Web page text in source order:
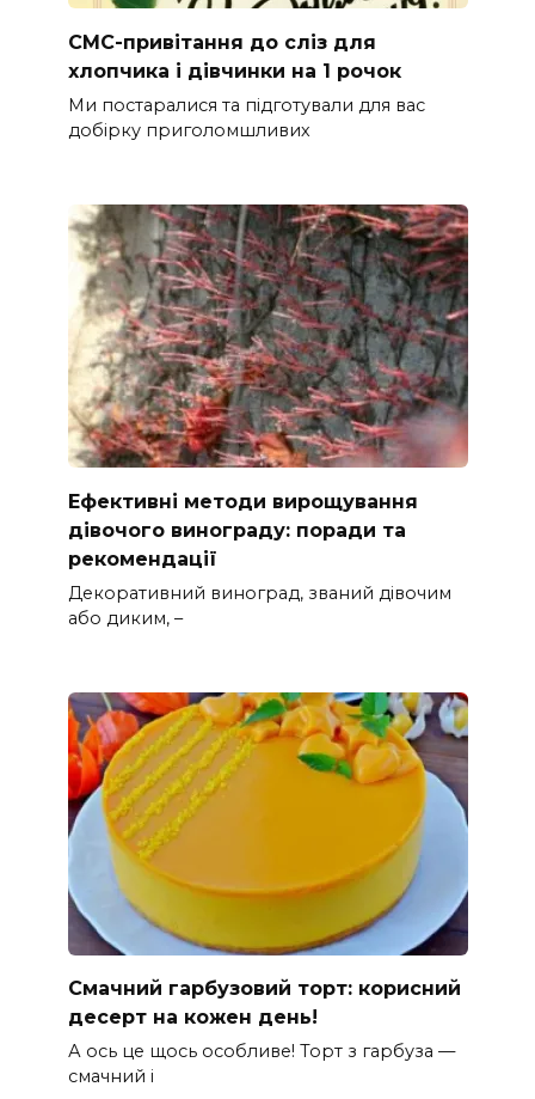
СМС-привітання до сліз для
хлопчика і дівчинки на 1 рочок
Ми постаралися та підготували для вас
добірку приголомшливих
Ефективні методи вирощування
дівочого винограду: поради та
рекомендації
Декоративний виноград, званий дівочим
або диким, –
Смачний гарбузовий торт: корисний
десерт на кожен день!
А ось це щось особливе! Торт з гарбуза —
смачний і